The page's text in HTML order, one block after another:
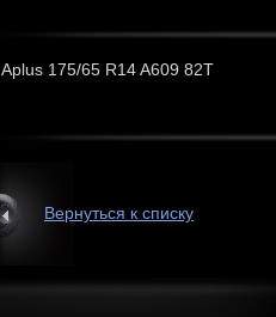
Aplus 175/65 R14 A609 82T
Вернуться к списку